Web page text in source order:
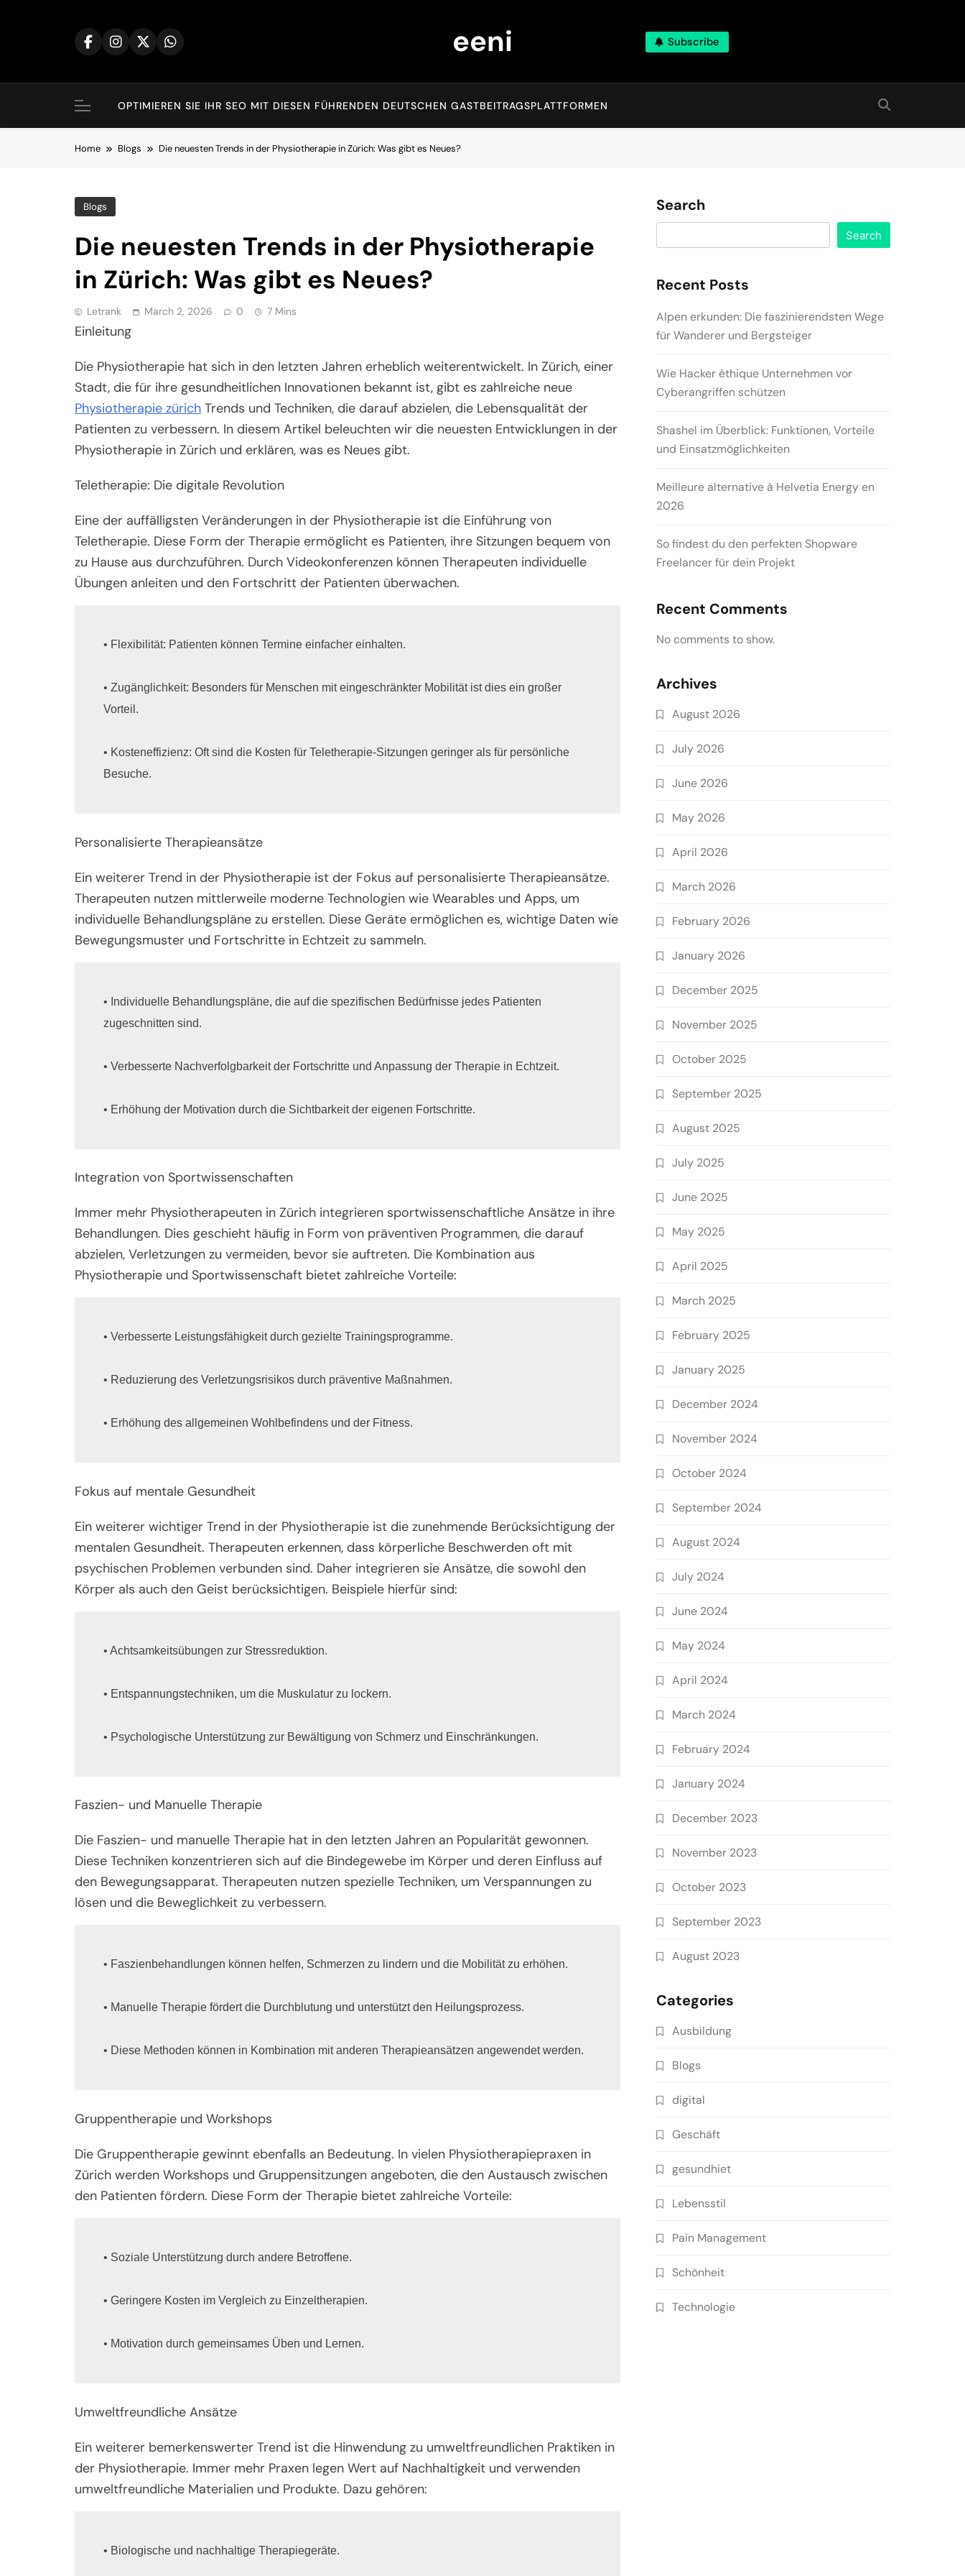
eeni Subscribe
OPTIMIEREN SIE IHR SEO MIT DIESEN FÜHRENDEN DEUTSCHEN GASTBEITRAGSPLATTFORMEN
Home Blogs Die neuesten Trends in der Physiotherapie in Zürich: Was gibt es Neues?
Blogs
Die neuesten Trends in der Physiotherapie
in Zürich: Was gibt es Neues?
Letrank March 2, 2026 0 7 Mins
Einleitung
Die Physiotherapie hat sich in den letzten Jahren erheblich weiterentwickelt. In Zürich, einer
Stadt, die für ihre gesundheitlichen Innovationen bekannt ist, gibt es zahlreiche neue
Physiotherapie zürich Trends und Techniken, die darauf abzielen, die Lebensqualität der
Patienten zu verbessern. In diesem Artikel beleuchten wir die neuesten Entwicklungen in der
Physiotherapie in Zürich und erklären, was es Neues gibt.
Teletherapie: Die digitale Revolution
Eine der auffälligsten Veränderungen in der Physiotherapie ist die Einführung von
Teletherapie. Diese Form der Therapie ermöglicht es Patienten, ihre Sitzungen bequem von
zu Hause aus durchzuführen. Durch Videokonferenzen können Therapeuten individuelle
Übungen anleiten und den Fortschritt der Patienten überwachen.
• Flexibilität: Patienten können Termine einfacher einhalten.
• Zugänglichkeit: Besonders für Menschen mit eingeschränkter Mobilität ist dies ein großer
Vorteil.
• Kosteneffizienz: Oft sind die Kosten für Teletherapie-Sitzungen geringer als für persönliche
Besuche.
Personalisierte Therapieansätze
Ein weiterer Trend in der Physiotherapie ist der Fokus auf personalisierte Therapieansätze.
Therapeuten nutzen mittlerweile moderne Technologien wie Wearables und Apps, um
individuelle Behandlungspläne zu erstellen. Diese Geräte ermöglichen es, wichtige Daten wie
Bewegungsmuster und Fortschritte in Echtzeit zu sammeln.
• Individuelle Behandlungspläne, die auf die spezifischen Bedürfnisse jedes Patienten
zugeschnitten sind.
• Verbesserte Nachverfolgbarkeit der Fortschritte und Anpassung der Therapie in Echtzeit.
• Erhöhung der Motivation durch die Sichtbarkeit der eigenen Fortschritte.
Integration von Sportwissenschaften
Immer mehr Physiotherapeuten in Zürich integrieren sportwissenschaftliche Ansätze in ihre
Behandlungen. Dies geschieht häufig in Form von präventiven Programmen, die darauf
abzielen, Verletzungen zu vermeiden, bevor sie auftreten. Die Kombination aus
Physiotherapie und Sportwissenschaft bietet zahlreiche Vorteile:
• Verbesserte Leistungsfähigkeit durch gezielte Trainingsprogramme.
• Reduzierung des Verletzungsrisikos durch präventive Maßnahmen.
• Erhöhung des allgemeinen Wohlbefindens und der Fitness.
Fokus auf mentale Gesundheit
Ein weiterer wichtiger Trend in der Physiotherapie ist die zunehmende Berücksichtigung der
mentalen Gesundheit. Therapeuten erkennen, dass körperliche Beschwerden oft mit
psychischen Problemen verbunden sind. Daher integrieren sie Ansätze, die sowohl den
Körper als auch den Geist berücksichtigen. Beispiele hierfür sind:
• Achtsamkeitsübungen zur Stressreduktion.
• Entspannungstechniken, um die Muskulatur zu lockern.
• Psychologische Unterstützung zur Bewältigung von Schmerz und Einschränkungen.
Faszien- und Manuelle Therapie
Die Faszien- und manuelle Therapie hat in den letzten Jahren an Popularität gewonnen.
Diese Techniken konzentrieren sich auf die Bindegewebe im Körper und deren Einfluss auf
den Bewegungsapparat. Therapeuten nutzen spezielle Techniken, um Verspannungen zu
lösen und die Beweglichkeit zu verbessern.
• Faszienbehandlungen können helfen, Schmerzen zu lindern und die Mobilität zu erhöhen.
• Manuelle Therapie fördert die Durchblutung und unterstützt den Heilungsprozess.
• Diese Methoden können in Kombination mit anderen Therapieansätzen angewendet werden.
Gruppentherapie und Workshops
Die Gruppentherapie gewinnt ebenfalls an Bedeutung. In vielen Physiotherapiepraxen in
Zürich werden Workshops und Gruppensitzungen angeboten, die den Austausch zwischen
den Patienten fördern. Diese Form der Therapie bietet zahlreiche Vorteile:
• Soziale Unterstützung durch andere Betroffene.
• Geringere Kosten im Vergleich zu Einzeltherapien.
• Motivation durch gemeinsames Üben und Lernen.
Umweltfreundliche Ansätze
Ein weiterer bemerkenswerter Trend ist die Hinwendung zu umweltfreundlichen Praktiken in
der Physiotherapie. Immer mehr Praxen legen Wert auf Nachhaltigkeit und verwenden
umweltfreundliche Materialien und Produkte. Dazu gehören:
• Biologische und nachhaltige Therapiegeräte.
Search
Search
Recent Posts
Alpen erkunden: Die faszinierendsten Wege
für Wanderer und Bergsteiger
Wie Hacker éthique Unternehmen vor
Cyberangriffen schützen
Shashel im Überblick: Funktionen, Vorteile
und Einsatzmöglichkeiten
Meilleure alternative à Helvetia Energy en
2026
So findest du den perfekten Shopware
Freelancer für dein Projekt
Recent Comments
No comments to show.
Archives
August 2026
July 2026
June 2026
May 2026
April 2026
March 2026
February 2026
January 2026
December 2025
November 2025
October 2025
September 2025
August 2025
July 2025
June 2025
May 2025
April 2025
March 2025
February 2025
January 2025
December 2024
November 2024
October 2024
September 2024
August 2024
July 2024
June 2024
May 2024
April 2024
March 2024
February 2024
January 2024
December 2023
November 2023
October 2023
September 2023
August 2023
Categories
Ausbildung
Blogs
digital
Geschäft
gesundhiet
Lebensstil
Pain Management
Schönheit
Technologie